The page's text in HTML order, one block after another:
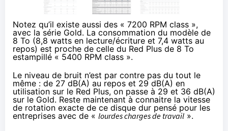
Notez qu’il existe aussi des « 7200 RPM class »,
avec la série Gold. La consommation du modèle de
8 To (8,8 watts en lecture/écriture et 7,4 watts au
repos) est proche de celle du Red Plus de 8 To
estampillé « 5400 RPM class ».
Le niveau de bruit n’est par contre pas du tout le
même : de 27 dB(A) au repos et 29 dB(A) en
utilisation sur le Red Plus, on passe à 29 et 36 dB(A)
sur le Gold. Reste maintenant à connaitre la vitesse
de rotation exacte de ce disque dur pensé pour les
entreprises avec de « lourdes charges de travail ».